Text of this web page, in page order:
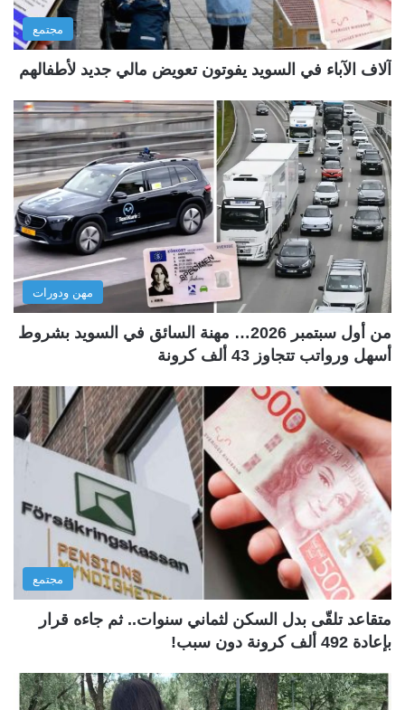
مجتمع
آلاف الآباء في السويد يفوتون تعويض مالي جديد لأطفالهم
مهن ودورات
من أول سبتمبر 2026… مهنة السائق في السويد بشروط
أسهل ورواتب تتجاوز 43 ألف كرونة
مجتمع
متقاعد تلقّى بدل السكن لثماني سنوات.. ثم جاءه قرار
بإعادة 492 ألف كرونة دون سبب!